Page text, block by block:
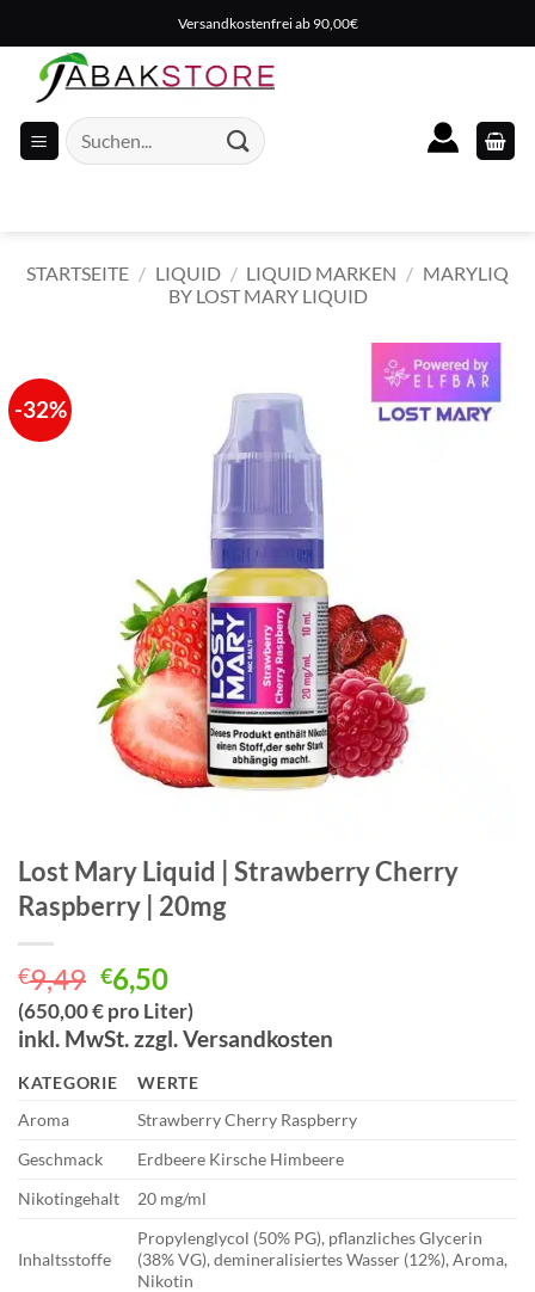
Inhalt
springen
Versandkostenfrei ab 90,00€
Suche
nach:
STARTSEITE / LIQUID / LIQUID MARKEN / MARYLIQ
BY LOST MARY LIQUID
-32%
Lost Mary Liquid | Strawberry Cherry
Raspberry | 20mg
€9,49 Ursprünglicher
Preis
war:
€6,50Aktueller
Preis
ist:
(650,00 € pro Liter)
inkl. MwSt. zzgl. Versandkosten
KATEGORIE
WERTE
Aroma
Strawberry Cherry Raspberry
Geschmack
Erdbeere Kirsche Himbeere
Nikotingehalt
20 mg/ml
Inhaltsstoffe
Propylenglycol (50% PG), pflanzliches Glycerin
(38% VG), demineralisiertes Wasser (12%), Aroma,
Nikotin